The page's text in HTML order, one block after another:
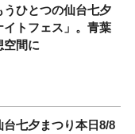
うひとつの仙台七夕
イトフェス」。青葉
空間に
台七夕まつり本日8/8